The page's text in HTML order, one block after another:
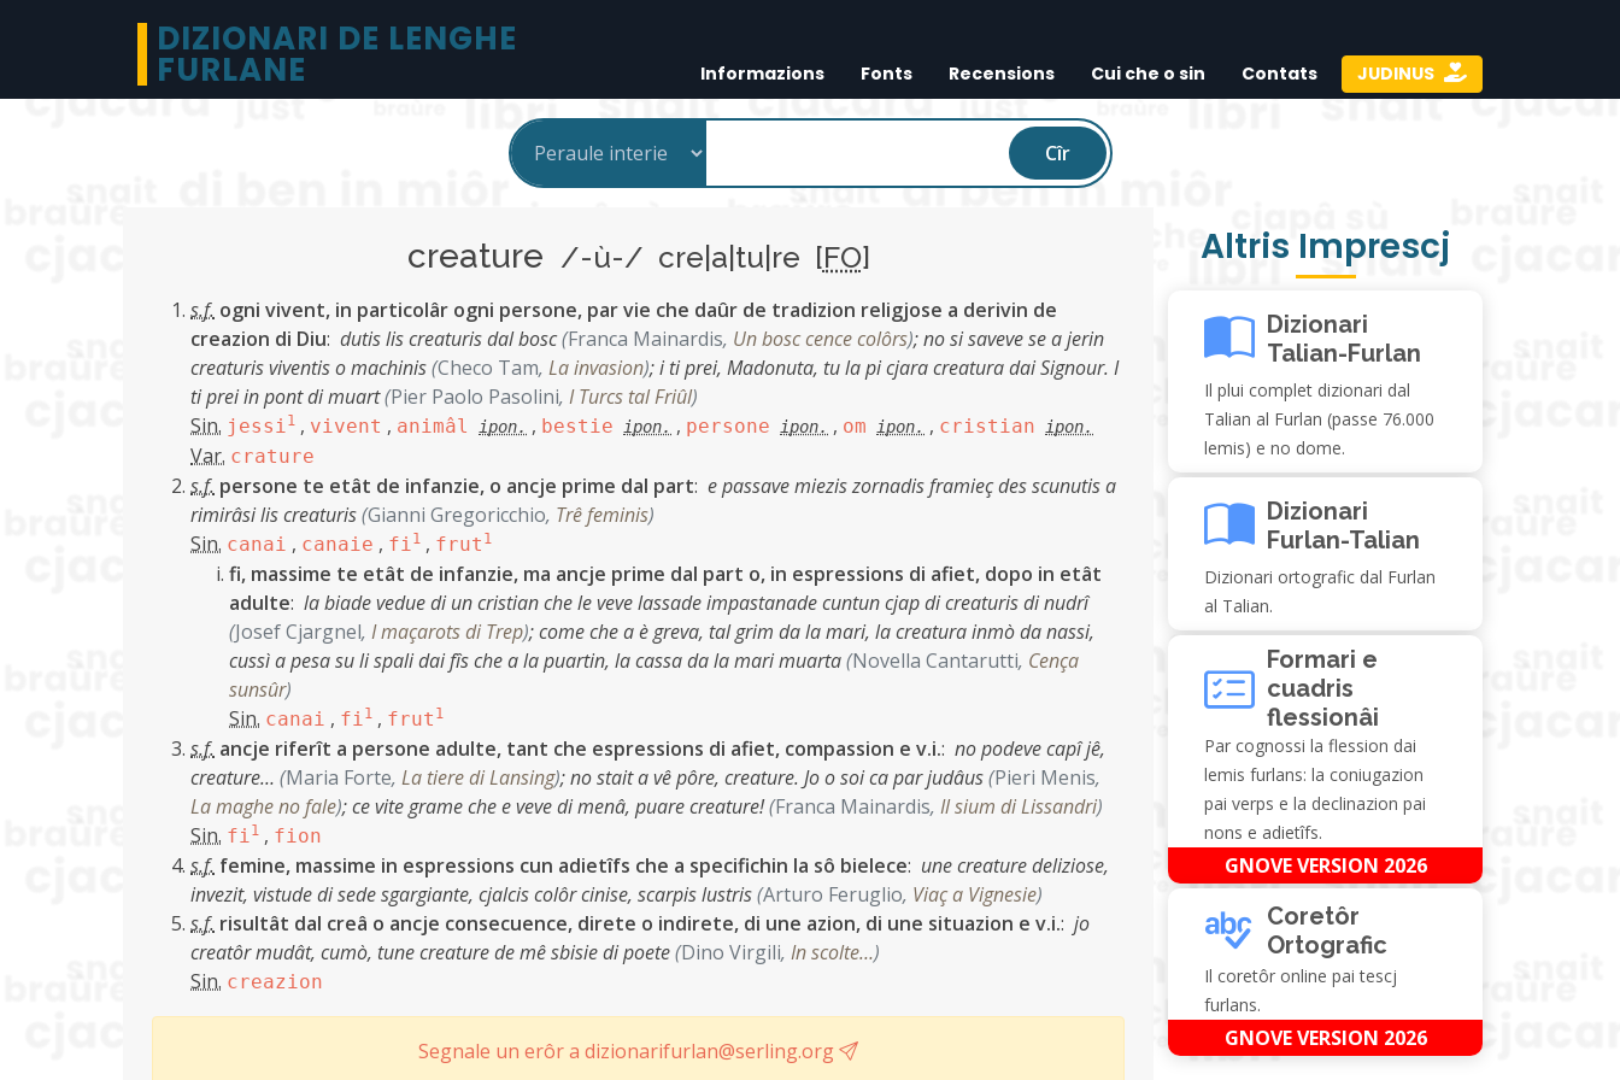
DIZIONARI DE LENGHE
FURLANE Informazions Fonts Recensions Cui che o sin Contats JUDINUS
Cîr
creature /-ù-/ cre|a|tu|re [FO]
s.f. ogni vivent, in particolâr ogni persone, par vie che daûr de tradizion religjose a derivin de
creazion di Diu: dutis lis creaturis dal bosc(Franca Mainardis, Un bosc cence colôrs);no si saveve se a jerin
creaturis viventis o machinis(Checo Tam, La invasion);i ti prei, Madonuta, tu la pi cjara creatura dai Signour. I
ti prei in pont di muart(Pier Paolo Pasolini, I Turcs tal Friûl)
Sin. jessi1 , vivent , animâl ipon. , bestie ipon. , persone ipon. , om ipon. , cristian ipon.
Var. crature
s.f. persone te etât de infanzie, o ancje prime dal part: e passave miezis zornadis framieç des scunutis a
rimirâsi lis creaturis(Gianni Gregoricchio, Trê feminis)
Sin. canai , canaie , fi1 , frut 1
fi, massime te etât de infanzie, ma ancje prime dal part o, in espressions di afiet, dopo in etât
adulte: la biade vedue di un cristian che le veve lassade impastanade cuntun cjap di creaturis di nudrî
(Josef Cjargnel, I maçarots di Trep);come che a è greva, tal grim da la mari, la creatura inmò da nassi,
cussì a pesa su li spali dai fîs che a la puartin, la cassa da la mari muarta(Novella Cantarutti, Cença
sunsûr)
Sin. canai , fi1 , frut 1
s.f. ancje riferît a persone adulte, tant che espressions di afiet, compassion e v.i.: no podeve capî jê,
creature… (Maria Forte, La tiere di Lansing);no stait a vê pôre, creature. Jo o soi ca par judâus(Pieri Menis,
La maghe no fale);ce vite grame che e veve di menâ, puare creature!(Franca Mainardis, Il sium di Lissandri)
Sin. fi1 , fion
s.f. femine, massime in espressions cun adietîfs che a specifichin la sô bielece: une creature deliziose,
invezit, vistude di sede sgargiante, cjalcis colôr cinise, scarpis lustris(Arturo Feruglio, Viaç a Vignesie)
s.f. risultât dal creâ o ancje consecuence, direte o indirete, di une azion, di une situazion e v.i.: jo
creatôr mudât, cumò, tune creature de mê sbisie di poete(Dino Virgili, In scolte…)
Sin. creazion
Segnale un erôr a dizionarifurlan@serling.org
Altris Imprescj
Dizionari
Talian-Furlan
Il plui complet dizionari dal
Talian al Furlan (passe 76.000
lemis) e no dome.
Dizionari
Furlan-Talian
Dizionari ortografic dal Furlan
al Talian.
Formari e
cuadris
flessionâi
Par cognossi la flession dai
lemis furlans: la coniugazion
pai verps e la declinazion pai
nons e adietîfs.
GNOVE VERSION 2026
Coretôr
Ortografic
Il coretôr online pai tescj
furlans.
GNOVE VERSION 2026